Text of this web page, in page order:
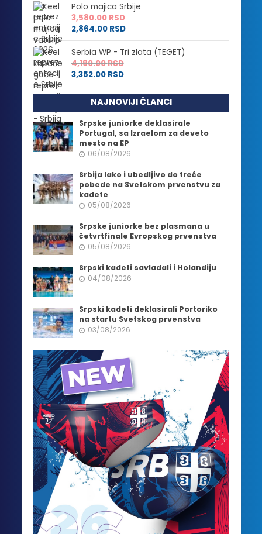
Polo majica Srbije
3,580.00RSD
2,864.00 RSD
Serbia WP - Tri zlata (TEGET)
4,190.00RSD
3,352.00 RSD
NAJNOVIJI ČLANCI
Srpske juniorke deklasirale
Portugal, sa Izraelom za deveto
mesto na EP
06/08/2026
Srbija lako i ubedljivo do treće
pobede na Svetskom prvenstvu za
kadete
05/08/2026
Srpske juniorke bez plasmana u
četvrtfinale Evropskog prvenstva
05/08/2026
Srpski kadeti savladali i Holandiju
04/08/2026
Srpski kadeti deklasirali Portoriko
na startu Svetskog prvenstva
03/08/2026